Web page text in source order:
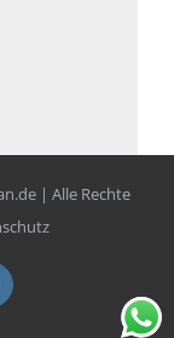
| Alle Rechte